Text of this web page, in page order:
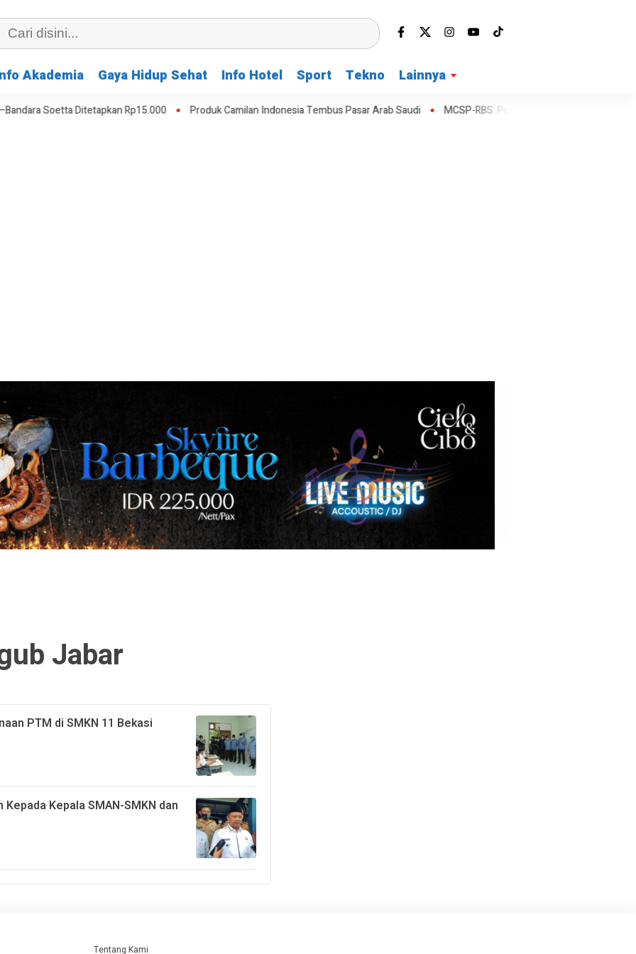
Akademia Gaya Hidup Sehat Info Hotel Sport Tekno Lainnya
Soetta Ditetapkan Rp15.000 Produk Camilan Indonesia Tembus Pasar Arab Saudi MCSP-RBS: Pengawasan Berbasis Risiko
Jabar
PTM di SMKN 11 Bekasi
Kepala SMAN-SMKN dan
Tentang Kami